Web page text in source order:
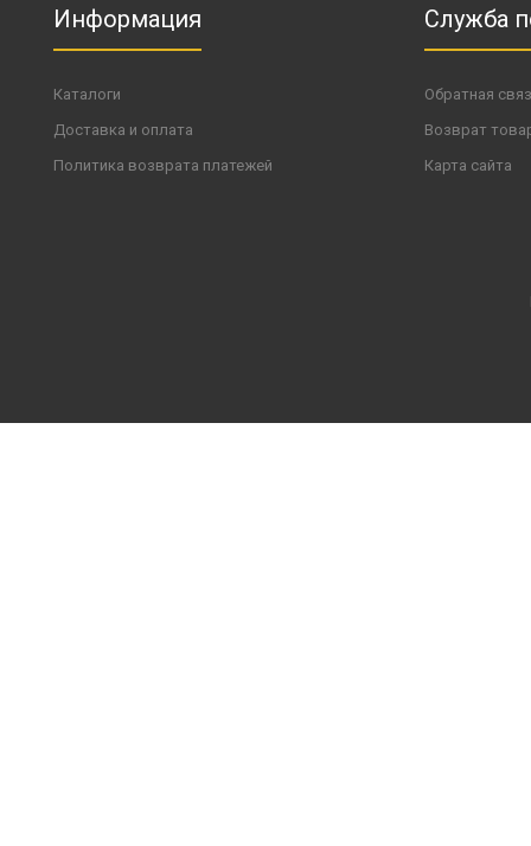
Информация
Каталоги
Доставка и оплата
Политика возврата платежей
Служба
Обратная
Возврат
Карта сайта